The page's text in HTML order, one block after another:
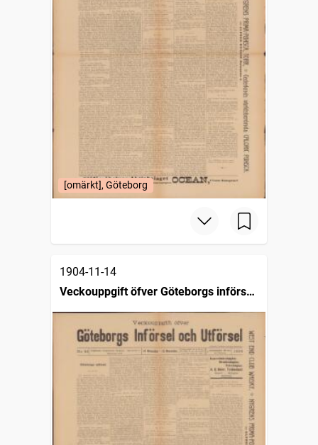
[omärkt], Göteborg
1904-11-14
Veckouppgift öfver Göteborgs införsel
och utförsel